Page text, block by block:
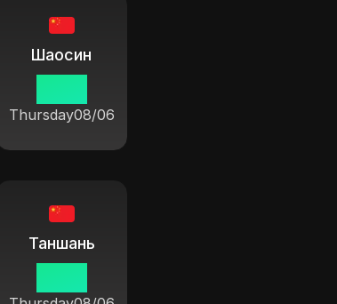
Шаосин
Thursday08/06
Таншань